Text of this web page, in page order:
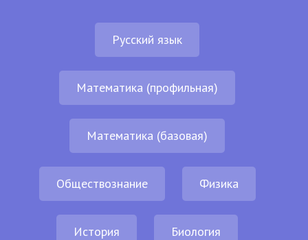
Русский язык
Математика (профильная)
Математика (базовая)
Обществознание Физика
История Биология